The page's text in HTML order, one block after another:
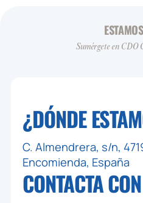
ZONA: ALMENDRERA - SALA 4
MONITOR: VIRTUAL
🕒 17:30 / 18:00
👥 0 / 20
CORE XPRESS -
Sumérgete en CDO
¿DÓNDE
C. Almendrera, s/n,
Encomienda, España
CONTACTA CON